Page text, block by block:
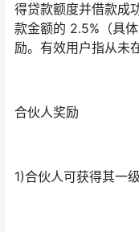
得贷款额度并借款成
款金额的 2.5%（具
励。有效用户指从未
合伙人奖励
1)合伙人可获得其一